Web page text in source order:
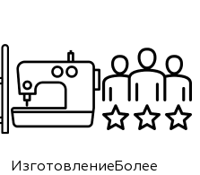
ИзготовлениеБолее